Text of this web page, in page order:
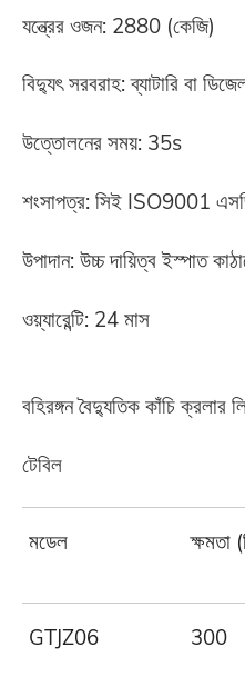
যন্ত্রের ওজন: 2880 (কেজি)
বিদ্যুৎ সরবরাহ: ব্যাটারি বা
উত্তোলনের সময়: 35s
শংসাপত্র: সিই ISO9001
উপাদান: উচ্চ দায়িত্ব ইস্পাত
ওয়্যারেন্টি: 24 মাস
বহিরঙ্গন বৈদ্যুতিক কাঁচি ক্রলার
টেবিল
মডেল ক্ষমতা
GTJZ06 300